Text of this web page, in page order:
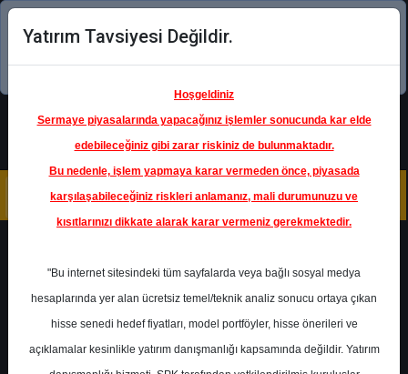
Şimdi uygulamayı indirin!
VAKBN- TÜRKİYE VAKIFLAR
Yatırım Tavsiyesi Değildir.
Hoşgeldiniz
Sermaye piyasalarında yapacağınız işlemler sonucunda kar elde
edebileceğiniz gibi zarar riskiniz de bulunmaktadır.
Bu nedenle, işlem yapmaya karar vermeden önce, piyasada
karşılaşabileceğiniz riskleri anlamanız, mali durumunuzu ve
kısıtlarınızı dikkate alarak karar vermeniz gerekmektedir.
"Bu internet sitesindeki tüm sayfalarda veya bağlı sosyal medya
hesaplarında yer alan ücretsiz temel/teknik analiz sonucu ortaya çıkan
hisse senedi hedef fiyatları, model portföyler, hisse önerileri ve
açıklamalar kesinlikle yatırım danışmanlığı kapsamında değildir. Yatırım